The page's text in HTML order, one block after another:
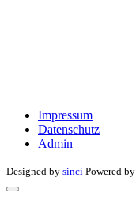
Impressum
Datenschutz
Admin
Designed by sinci Powered by